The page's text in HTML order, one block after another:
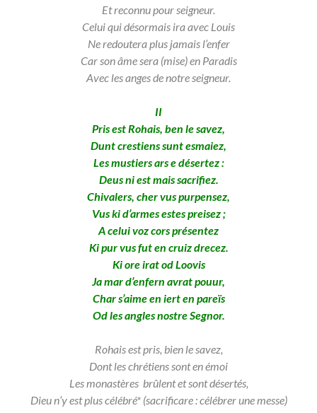
Et reconnu pour seigneur.
Celui qui désormais ira avec Louis
Ne redoutera plus jamais l’enfer
Car son âme sera (mise) en Paradis
Avec les anges de notre seigneur.
II
Pris est Rohais, ben le savez,
Dunt crestiens sunt esmaiez,
Les mustiers ars e désertez :
Deus ni est mais sacrifiez.
Chivalers, cher vus purpensez,
Vus ki d’armes estes preisez ;
A celui voz cors présentez
Ki pur vus fut en cruiz drecez.
Ki ore irat od Loovis
Ja mar d’enfern avrat pouur,
Char s’aime en iert en pareïs
Od les angles nostre Segnor.
Rohais est pris, bien le savez,
Dont les chrétiens sont en émoi
Les monastères brûlent et sont désertés,
Dieu n’y est plus célébré* (sacrificare : célébrer une messe)